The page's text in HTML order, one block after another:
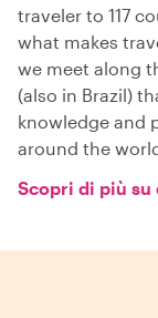
traveler to 117
what makes
we meet along
(also in Brazil)
knowledge and
around the
Scopri di più su